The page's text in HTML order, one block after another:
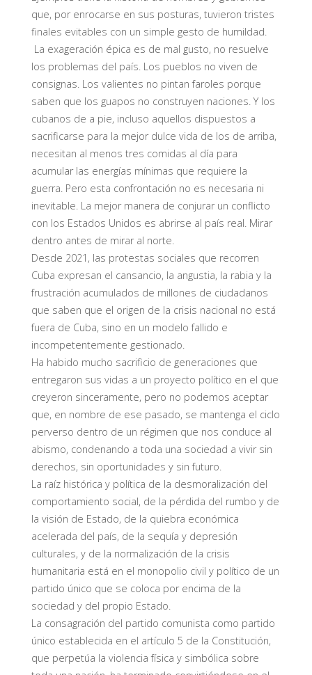
que, por enrocarse en sus posturas, tuvieron tristes
finales evitables con un simple gesto de humildad.
La exageración épica es de mal gusto, no resuelve
los problemas del país. Los pueblos no viven de
consignas. Los valientes no pintan faroles porque
saben que los guapos no construyen naciones. Y los
cubanos de a pie, incluso aquellos dispuestos a
sacrificarse para la mejor dulce vida de los de arriba,
necesitan al menos tres comidas al día para
acumular las energías mínimas que requiere la
guerra. Pero esta confrontación no es necesaria ni
inevitable. La mejor manera de conjurar un conflicto
con los Estados Unidos es abrirse al país real. Mirar
dentro antes de mirar al norte.
Desde 2021, las protestas sociales que recorren
Cuba expresan el cansancio, la angustia, la rabia y la
frustración acumulados de millones de ciudadanos
que saben que el origen de la crisis nacional no está
fuera de Cuba, sino en un modelo fallido e
incompetentemente gestionado.
Ha habido mucho sacrificio de generaciones que
entregaron sus vidas a un proyecto político en el que
creyeron sinceramente, pero no podemos aceptar
que, en nombre de ese pasado, se mantenga el ciclo
perverso dentro de un régimen que nos conduce al
abismo, condenando a toda una sociedad a vivir sin
derechos, sin oportunidades y sin futuro.
La raíz histórica y política de la desmoralización del
comportamiento social, de la pérdida del rumbo y de
la visión de Estado, de la quiebra económica
acelerada del país, de la sequía y depresión
culturales, y de la normalización de la crisis
humanitaria está en el monopolio civil y político de un
partido único que se coloca por encima de la
sociedad y del propio Estado.
La consagración del partido comunista como partido
único establecida en el artículo 5 de la Constitución,
que perpetúa la violencia física y simbólica sobre